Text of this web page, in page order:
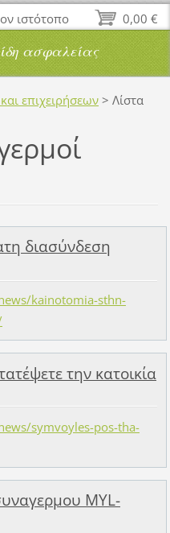
ασφαλείας
επιχειρήσεων > Λίστα
διασύνδεση
kainotomia-sthn-
την κατοικία
symvoyles-pos-tha-
MYL-
0,00 €
ιστότοπο